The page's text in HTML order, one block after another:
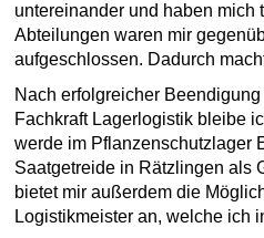
untereinander und haben mich
Abteilungen waren mir
aufgeschlossen. Dadurch
Nach erfolgreicher
Fachkraft Lagerlogistik bleibe
werde im Pflanzenschutzlager
Saatgetreide in Rätzlingen als
bietet mir außerdem die
Logistikmeister an, welche ich